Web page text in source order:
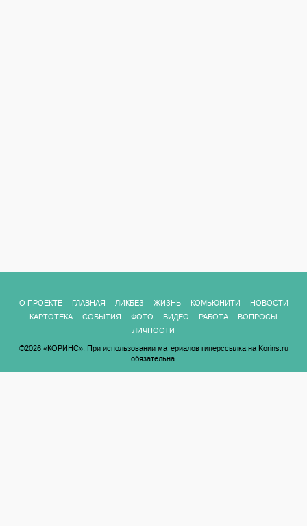
О ПРОЕКТЕ ГЛАВНАЯ ЛИКБЕЗ ЖИЗНЬ КОМЬЮНИТИ
НОВОСТИ
КАРТОТЕКА
СОБЫТИЯ ФОТО ВИДЕО РАБОТА
ВОПРОСЫ
ЛИЧНОСТИ
©2026 «КОРИНС». При использовании материалов гиперссылка на Korins.ru
обязательна.